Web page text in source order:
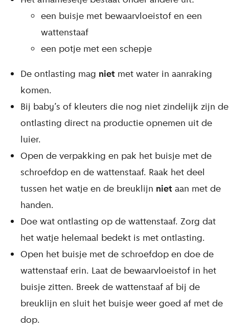
een buisje met bewaarvloeistof en een
wattenstaaf
een potje met een schepje
De ontlasting mag niet met water in aanraking
komen.
Bij baby’s of kleuters die nog niet zindelijk zijn de
ontlasting direct na productie opnemen uit de
luier.
Open de verpakking en pak het buisje met de
schroefdop en de wattenstaaf. Raak het deel
tussen het watje en de breuklijn niet aan met de
handen.
Doe wat ontlasting op de wattenstaaf. Zorg dat
het watje helemaal bedekt is met ontlasting.
Open het buisje met de schroefdop en doe de
wattenstaaf erin. Laat de bewaarvloeistof in het
buisje zitten. Breek de wattenstaaf af bij de
breuklijn en sluit het buisje weer goed af met de
dop.